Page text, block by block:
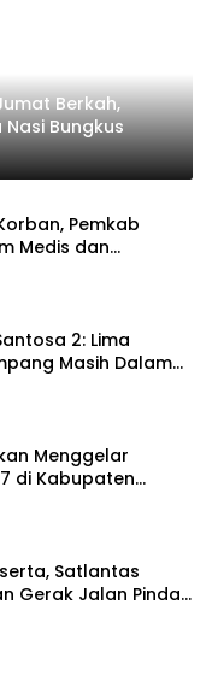
Berkah,
Bungkus
Pemkab
Medis dan
Kalianget
2: Lima
Masih Dalam
Menggelar
di Kabupaten
Satlantas
Gerak Jalan Pindah